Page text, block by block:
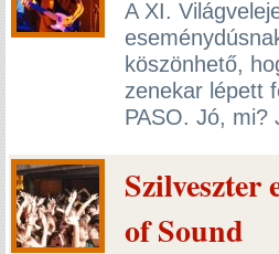
A XI.
köszönhető,
zenekar lépett
PASO. Jó,
of Sound